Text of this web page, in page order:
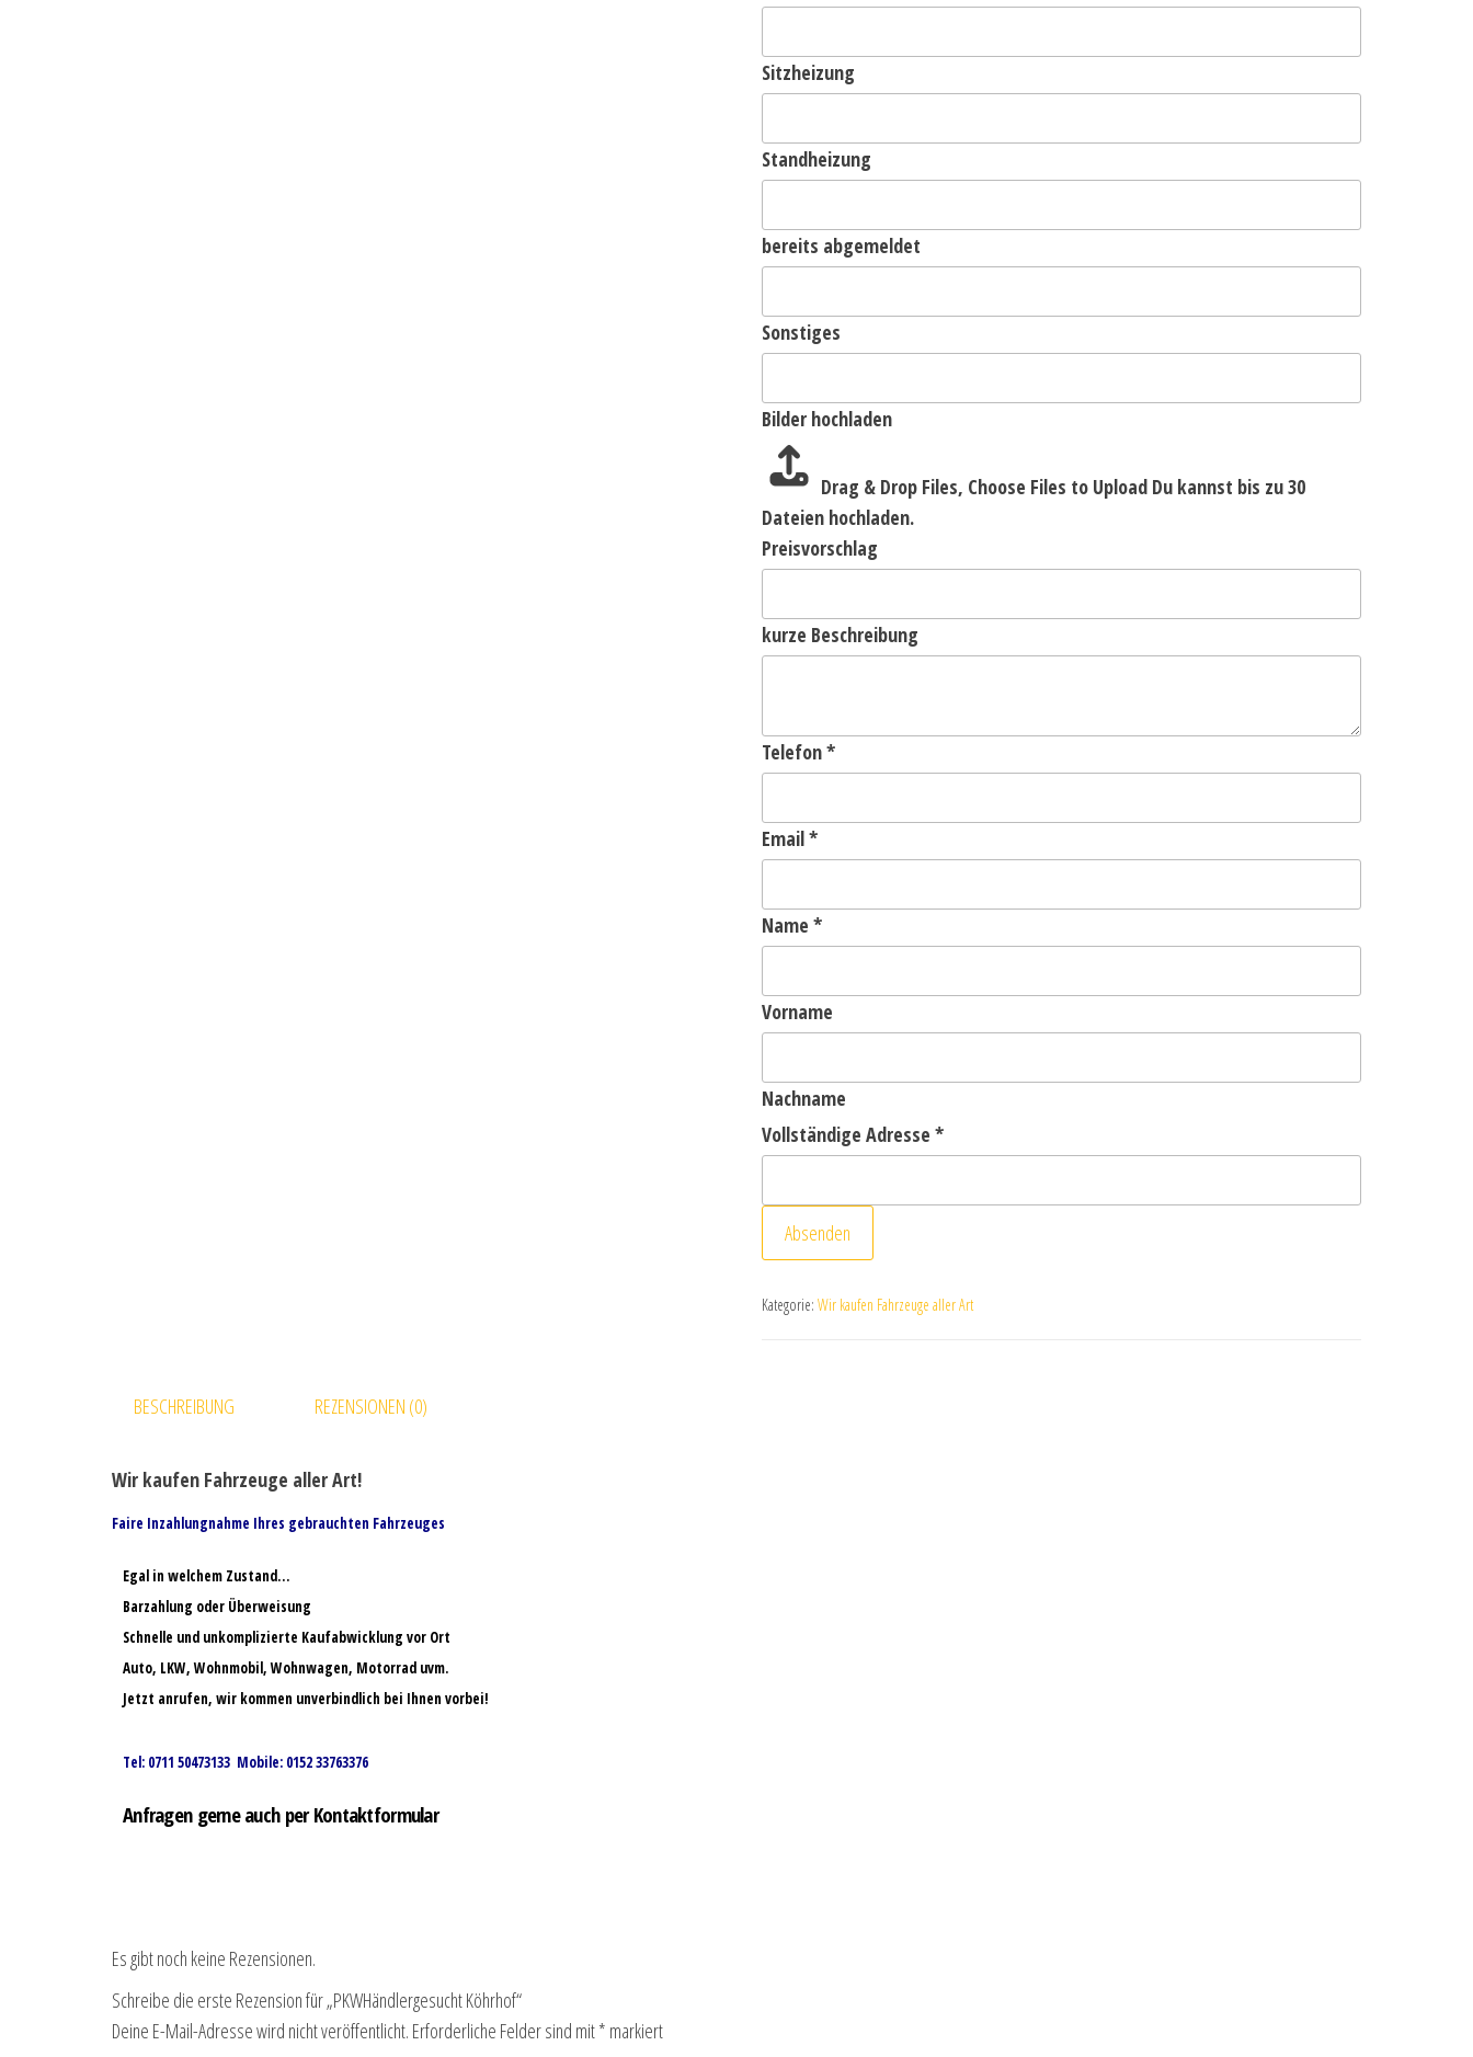
Sitzheizung
Standheizung
bereits abgemeldet
Sonstiges
Bilder hochladen
Drag & Drop Files, Choose Files to Upload Du kannst bis zu 30
Dateien hochladen.
Preisvorschlag
kurze Beschreibung
Telefon*
Email*
Name *
Vorname
Nachname
Vollständige Adresse *
Absenden
Kategorie: Wir kaufen Fahrzeuge aller Art
BESCHREIBUNG REZENSIONEN (0)
Wir kaufen Fahrzeuge aller Art!
Faire Inzahlungnahme Ihres gebrauchten Fahrzeuges
Egal in welchem Zustand…
Barzahlung oder Überweisung
Schnelle und unkomplizierte Kaufabwicklung vor Ort
Auto, LKW, Wohnmobil, Wohnwagen, Motorrad uvm.
Jetzt anrufen, wir kommen unverbindlich bei Ihnen vorbei!
Tel: 0711 50473133 Mobile: 0152 33763376
Anfragen gerne auch per Kontaktformular
Es gibt noch keine Rezensionen.
Schreibe die erste Rezension für „PKWHändlergesucht Köhrhof“
Deine E-Mail-Adresse wird nicht veröffentlicht. Erforderliche Felder sind mit* markiert